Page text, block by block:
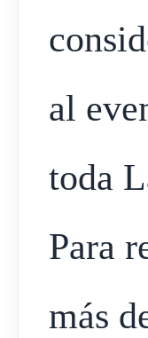
al
toda
Para
más